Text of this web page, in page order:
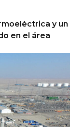
y un
en el área